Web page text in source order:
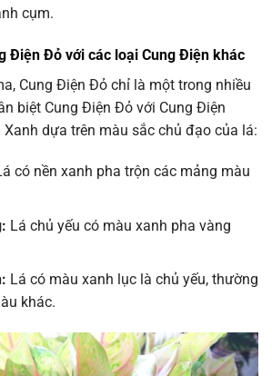
cụm.
Điện Đỏ với các loại Cung Điện khác
Cung Điện Đỏ chỉ là một trong nhiều
biệt Cung Điện Đỏ với Cung Điện
dựa trên màu sắc chủ đạo của lá:
có nền xanh pha trộn các mảng màu
Lá chủ yếu có màu xanh pha vàng
Lá có màu xanh lục là chủ yếu, thường
khác.